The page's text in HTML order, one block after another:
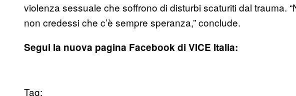
violenza sessuale che soffrono di disturbi scaturiti dal trauma.
non credessi che c’è sempre speranza,” conclude.
Segui la nuova pagina Facebook di VICE Italia:
Tag: